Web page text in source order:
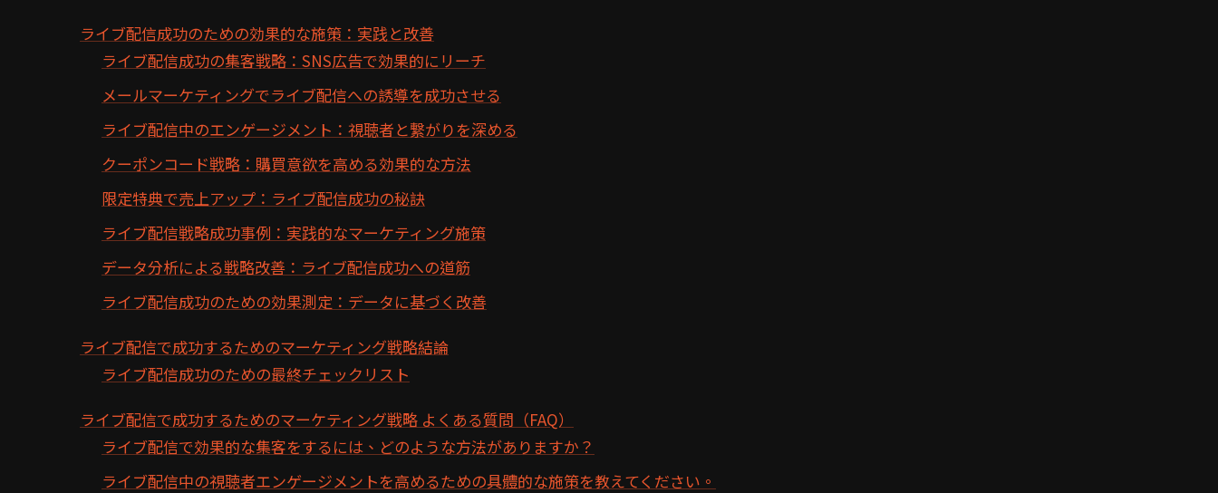
ライブ配信成功のための効果的な施策：実践と改善
ライブ配信成功の集客戦略：SNS広告で効果的にリーチ
メールマーケティングでライブ配信への誘導を成功させる
ライブ配信中のエンゲージメント：視聴者と繋がりを深める
クーポンコード戦略：購買意欲を高める効果的な方法
限定特典で売上アップ：ライブ配信成功の秘訣
ライブ配信戦略成功事例：実践的なマーケティング施策
データ分析による戦略改善：ライブ配信成功への道筋
ライブ配信成功のための効果測定：データに基づく改善
ライブ配信で成功するためのマーケティング戦略結論
ライブ配信成功のための最終チェックリスト
ライブ配信で成功するためのマーケティング戦略 よくある質問（FAQ）
ライブ配信で効果的な集客をするには、どのような方法がありますか？
ライブ配信中の視聴者エンゲージメントを高めるための具體的な施策を教えてください。